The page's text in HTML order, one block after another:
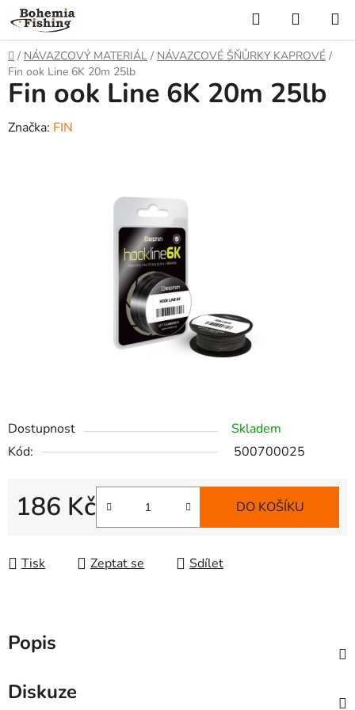
Přejít
na
obsah
Hledat
KOŠÍK
Domů
/ NÁVAZCOVÝ MATERIÁL / NÁVAZCOVÉ ŠŇŮRKY KAPROVÉ /
Fin ook Line 6K 20m 25lb
Dostupnost
Skladem
Kód:
500700025
186 Kč DO KOŠÍKU
Tisk Zeptat se Sdílet
Fin ook Line 6K 20m 25lb
Značka: FIN
Popis
Diskuze